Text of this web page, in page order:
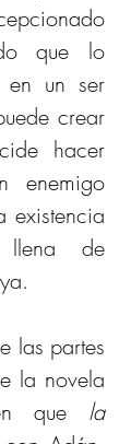
que lo
en un ser
crear
hacer
enemigo
existencia
de
las partes
la novela
que la